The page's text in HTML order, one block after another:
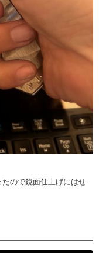
ので鏡面仕上げにはせ